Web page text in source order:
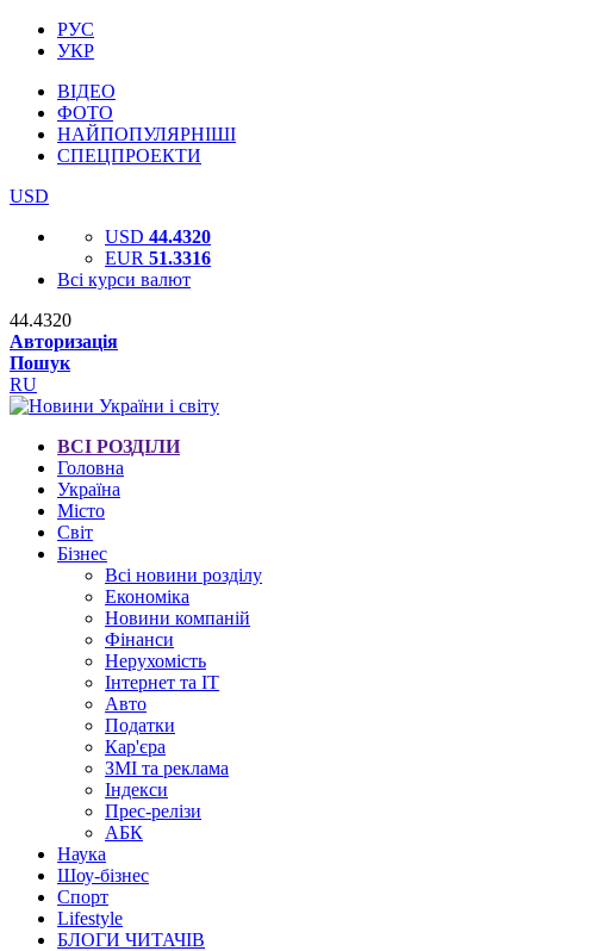
РУС
УКР
ВІДЕО
ФОТО
НАЙПОПУЛЯРНІШІ
СПЕЦПРОЕКТИ
USD
USD 44.4320
EUR 51.3316
Всі курси валют
44.4320
Авторизація
Пошук
RU
ВСІ РОЗДІЛИ
Головна
Україна
Місто
Світ
Бізнес
Всі новини розділу
Економіка
Новини компаній
Фінанси
Нерухомість
Інтернет та IT
Авто
Податки
Кар'єра
ЗМІ та реклама
Індекси
Прес-релізи
АБК
Наука
Шоу-бізнес
Спорт
Lifestyle
БЛОГИ ЧИТАЧІВ